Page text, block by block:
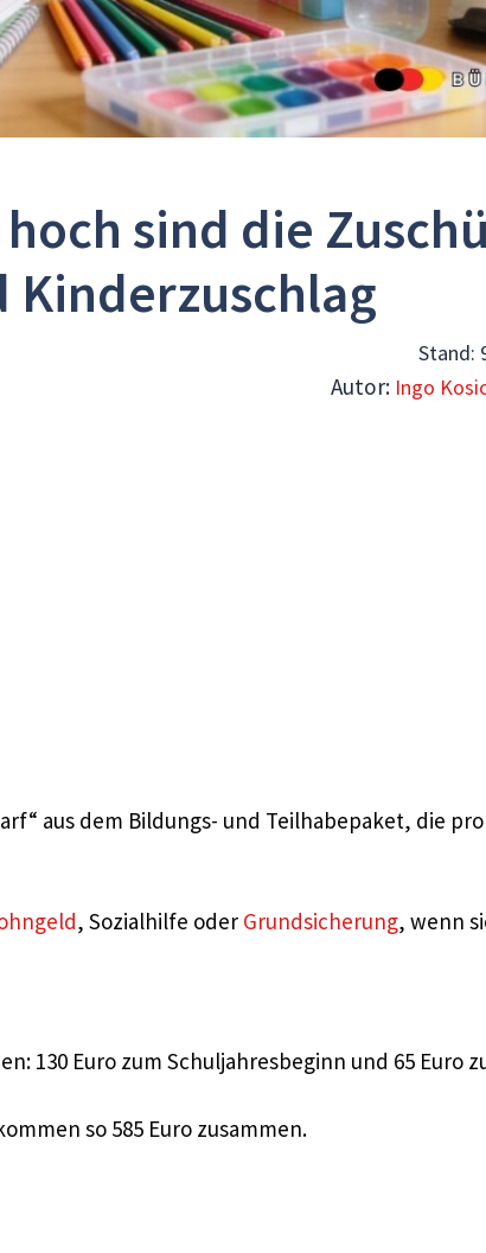
sind die
Kinderzuschlag
Stand:
Autor: Ingo
aus dem Bildungs- und Teilhabepaket, die
, Sozialhilfe oder Grundsicherung, wenn
130 Euro zum Schuljahresbeginn und 65 Euro
so 585 Euro zusammen.